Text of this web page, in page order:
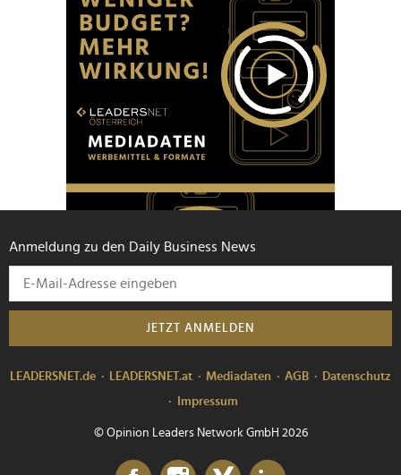
Anmeldung zu den Daily Business News
JETZT ANMELDEN
LEADERSNET.de LEADERSNET.at Mediadaten AGB
Datenschutz
Impressum
© Opinion Leaders Network GmbH 2026